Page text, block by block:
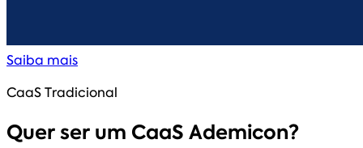
Saiba mais
CaaS Tradicional
Quer ser um CaaS Ademicon?